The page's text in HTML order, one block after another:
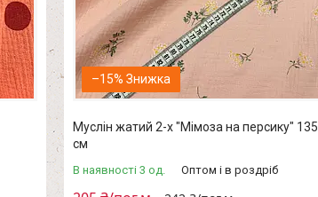
–15%
Муслін жатий 2-х "Мімоза на персику" 135
см
В наявності 3 од. Оптом і в роздріб